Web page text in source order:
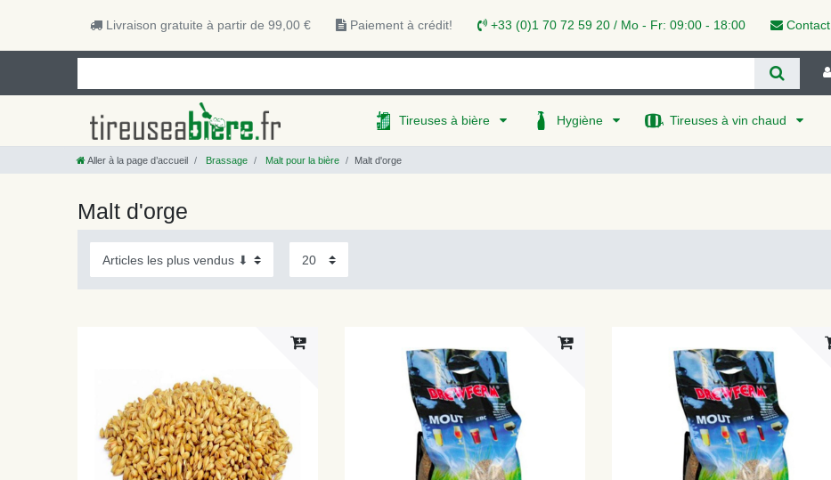
Livraison gratuite à partir de 99,00 € Paiement à crédit! +33 (0)1 70 72 59 20 / Mo - Fr: 09:00 - 18:00 Contact
Tireuses à bière Hygiène Tireuses à vin chaud
Aller à la page d’accueil Brassage Malt pour la bière Malt d'orge
Malt d'orge